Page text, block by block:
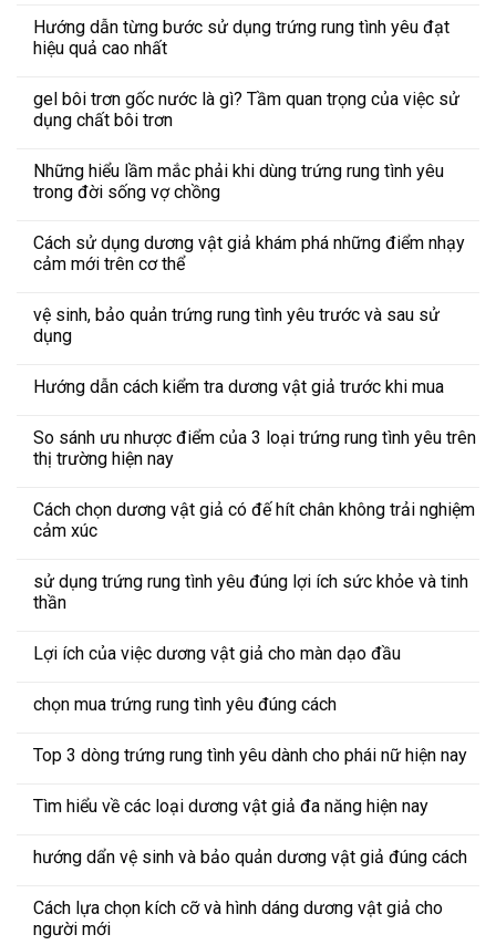
Hướng dẫn từng bước sử dụng trứng rung tình yêu đạt
hiệu quả cao nhất
gel bôi trơn gốc nước là gì? Tầm quan trọng của việc sử
dụng chất bôi trơn
Những hiểu lầm mắc phải khi dùng trứng rung tình yêu
trong đời sống vợ chồng
Cách sử dụng dương vật giả khám phá những điểm nhạy
cảm mới trên cơ thể
vệ sinh, bảo quản trứng rung tình yêu trước và sau sử
dụng
Hướng dẫn cách kiểm tra dương vật giả trước khi mua
So sánh ưu nhược điểm của 3 loại trứng rung tình yêu trên
thị trường hiện nay
Cách chọn dương vật giả có đế hít chân không trải nghiệm
cảm xúc
sử dụng trứng rung tình yêu đúng lợi ích sức khỏe và tinh
thần
Lợi ích của việc dương vật giả cho màn dạo đầu
chọn mua trứng rung tình yêu đúng cách
Top 3 dòng trứng rung tình yêu dành cho phái nữ hiện nay
Tìm hiểu về các loại dương vật giả đa năng hiện nay
hướng dẩn vệ sinh và bảo quản dương vật giả đúng cách
Cách lựa chọn kích cỡ và hình dáng dương vật giả cho
người mới